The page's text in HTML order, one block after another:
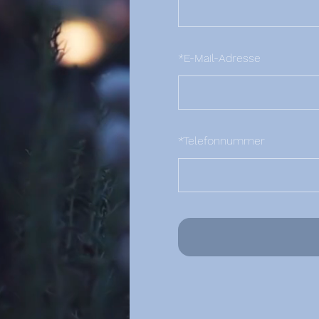
*E-Mail-Adresse
*Telefonnummer